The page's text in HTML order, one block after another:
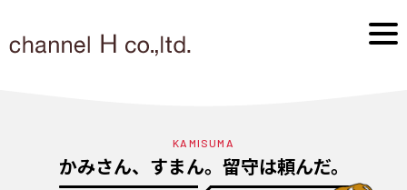
KAMISUMA
かみさん、すまん。留守は頼んだ。